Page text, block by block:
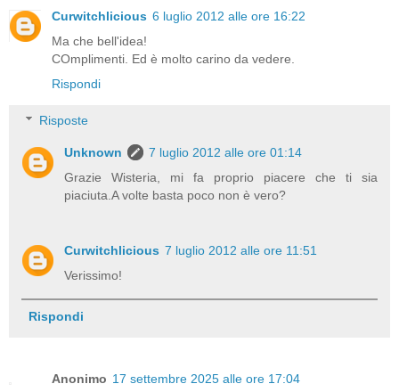
Curwitchlicious 6 luglio 2012 alle ore 16:22
Ma che bell'idea!
COmplimenti. Ed è molto carino da vedere.
Rispondi
Risposte
Unknown
7 luglio 2012 alle ore 01:14
Grazie Wisteria, mi fa proprio piacere che ti sia
piaciuta.A volte basta poco non è vero?
Curwitchlicious 7 luglio 2012 alle ore 11:51
Verissimo!
Rispondi
Anonimo 17 settembre 2025 alle ore 17:04